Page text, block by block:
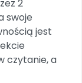
2
swoje
jest
czytanie, a